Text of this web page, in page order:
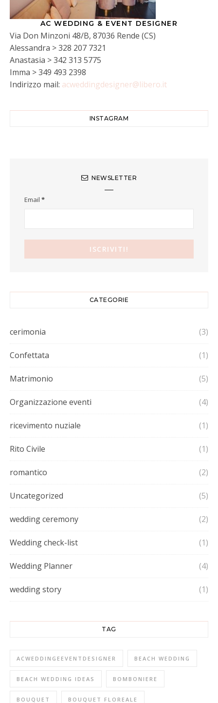
AC WEDDING & EVENT DESIGNER
Via Don Minzoni 48/B, 87036 Rende (CS)
Alessandra > 328 207 7321
Anastasia > 342 313 5775
Imma > 349 493 2398
Indirizzo mail: acweddingdesigner@libero.it
INSTAGRAM
NEWSLETTER
Email *
CATEGORIE
cerimonia (3)
Confettata (1)
Matrimonio (5)
Organizzazione eventi (4)
ricevimento nuziale (1)
Rito Civile (1)
romantico (2)
Uncategorized (5)
wedding ceremony (2)
Wedding check-list (1)
Wedding Planner (4)
wedding story (1)
TAG
ACWEDDINGEEVENTDESIGNER BEACH WEDDING
BEACH WEDDING IDEAS BOMBONIERE
BOUQUET BOUQUET FLOREALE